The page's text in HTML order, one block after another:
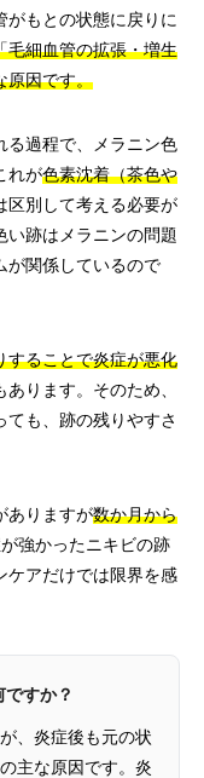
がもとの状態に戻りに
毛細血管の拡張・増生
原因です。
る過程で、メラニン色
れが色素沈着（茶色や
区別して考える必要が
い跡はメラニンの問題
が関係しているので
することで炎症が悪化
ります。そのため、
も、跡の残りやすさ
ありますが数か月から
強かったニキビの跡
ケアだけでは限界を感
すか？
、炎症後も元の状
主な原因です。炎